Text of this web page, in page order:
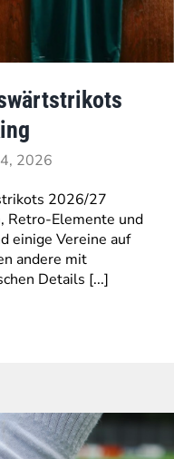
2026
2026/27
Retro-Elemente und
einige Vereine auf
andere mit
Details [...]